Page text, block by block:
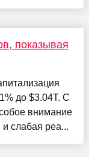
показывая
до $3.04T. С
внимание
слабая реа...